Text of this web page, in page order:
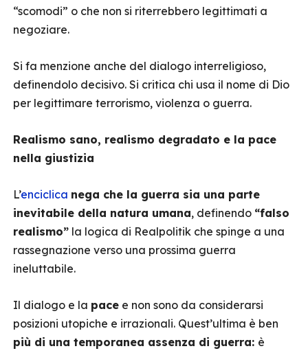
“scomodi” o che non si riterrebbero legittimati a
negoziare.
Si fa menzione anche del dialogo interreligioso,
definendolo decisivo. Si critica chi usa il nome di Dio
per legittimare terrorismo, violenza o guerra.
Realismo sano, realismo degradato e la pace
nella giustizia
L’enciclica nega che la guerra sia una parte
inevitabile della natura umana, definendo “falso
realismo” la logica di Realpolitik che spinge a una
rassegnazione verso una prossima guerra
ineluttabile.
Il dialogo e la pace e non sono da considerarsi
posizioni utopiche e irrazionali. Quest’ultima è ben
più di una temporanea assenza di guerra: è